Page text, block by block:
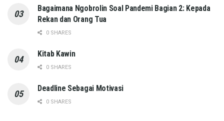
Bagaimana Ngobrolin Soal Pandemi Bagian 2: Kepada
Rekan dan Orang Tua
0 SHARES
Kitab Kawin
0 SHARES
Deadline Sebagai Motivasi
0 SHARES